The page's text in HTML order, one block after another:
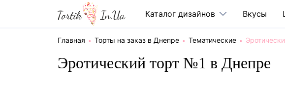
Каталог дизайнов Вкусы
Главная Торты на заказ в Днепре Тематические
Эротический торт №1 в Днепре